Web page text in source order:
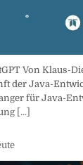
Von Klaus-
der Java-
für Java-
[...]